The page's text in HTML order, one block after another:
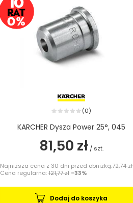
(0)
KARCHER Dysza Power 25°, 045
81,50 zł / szt.
Najniższa cena z 30 dni przed obniżką:72,74 zł
Cena regularna:121,77 zł -33%
Dodaj do koszyka